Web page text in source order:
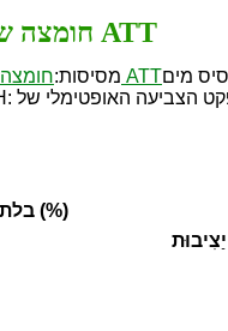
חומצה שחורה ATT
1. מסיסות: חומצה שחורה ATT
בלתי מסיסים (%)
יַצִיבוּת